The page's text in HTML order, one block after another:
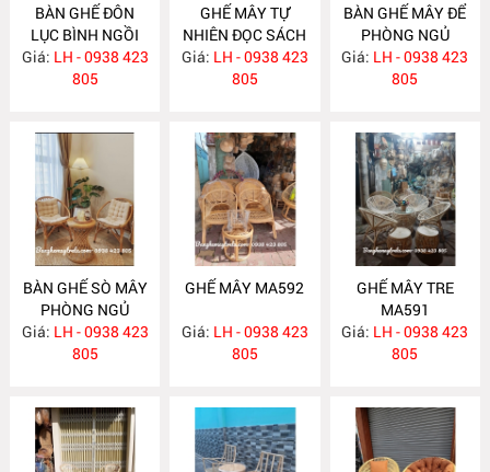
BÀN GHẾ ĐÔN
LỤC BÌNH NGỒI
TRÀ ĐẠO MA605
Giá: LH - 0938 423
805
GHẾ MÂY TỰ
NHIÊN ĐỌC SÁCH
MA595
Giá: LH - 0938 423
805
BÀN GHẾ MÂY ĐỂ
PHÒNG NGỦ
MA594
Giá: LH - 0938 423
805
BÀN GHẾ SÒ MÂY
PHÒNG NGỦ
MA593
Giá: LH - 0938 423
805
GHẾ MÂY MA592
Giá: LH - 0938 423
805
GHẾ MÂY TRE
MA591
Giá: LH - 0938 423
805